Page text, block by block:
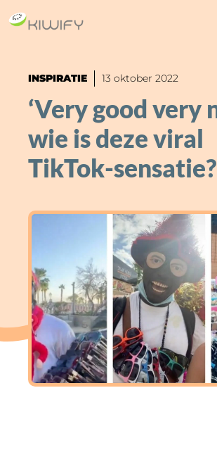
Ga
naar
inhoudINSPIRATIE 13 oktober 2022
‘Very good very
wie is deze viral
TikTok-sensatie?